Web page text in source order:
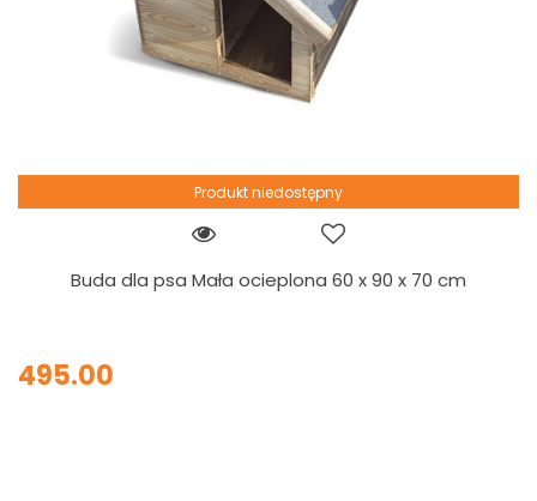
Produkt niedostępny
Buda dla psa Mała ocieplona 60 x 90 x 70 cm
495.00